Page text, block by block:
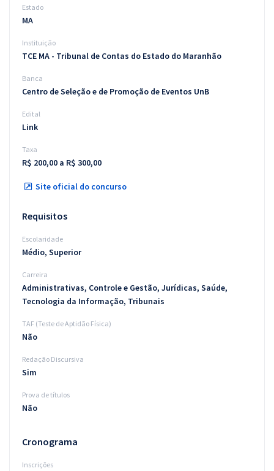
Estado
MA
Instituição
TCE MA - Tribunal de Contas do Estado do Maranhão
Banca
Centro de Seleção e de Promoção de Eventos UnB
Edital
Link
Taxa
R$ 200,00 a R$ 300,00
Site oficial do concurso
Requisitos
Escolaridade
Médio, Superior
Carreira
Administrativas, Controle e Gestão, Jurídicas, Saúde,
Tecnologia da Informação, Tribunais
TAF (Teste de Aptidão Física)
Não
Redação Discursiva
Sim
Prova de títulos
Não
Cronograma
Inscrições